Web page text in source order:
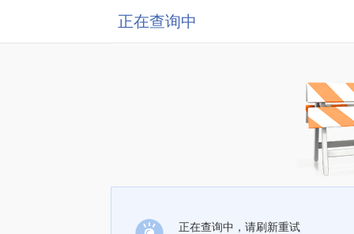
正在查询中
正在查询中，请刷新重试